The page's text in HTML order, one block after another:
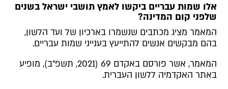
אלו שמות עבריים ביקשו לאמץ תושבי ישראל בשנים
שלפני קום המדינה?
המאמר מציג מכתבים שנשמרו בארכיון של ועד הלשון,
בהם מבקשים אנשים להתייעץ בענייני שמות עבריים.
המאמר, אשר פורסם באקדם 69 (2021, תשפ"ב), מופיע
באתר האקדמיה ללשון העברית.